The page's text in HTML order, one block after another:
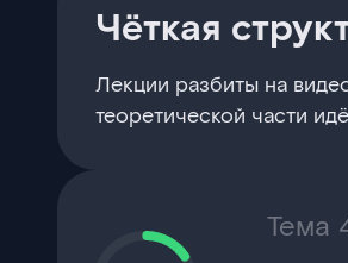
Чёткая
Лекции разбиты на
теоретической части
Тема